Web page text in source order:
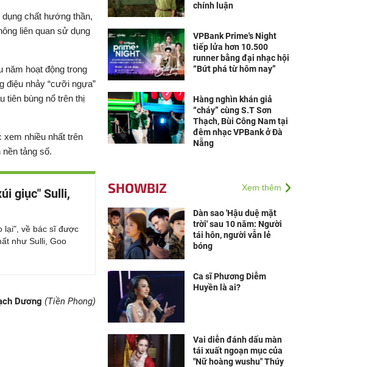
chất hướng thần,
liên quan sử dụng
năm hoạt động trong
điệu nhảy “cưỡi ngựa”
tiên bùng nổ trên thị
nhiều nhất trên
tảng số.
giục" Sulli,
lại", về bác sĩ được
như Sulli, Goo
Dương (Tiền Phong)
chính luận
VPBank Prime's Night
tiếp lửa hơn 10.500
runner bằng đại nhạc hội
“Bứt phá từ hôm nay”
Hàng nghìn khán giả
“cháy” cùng S.T Sơn
Thạch, Bùi Công Nam tại
đêm nhạc VPBank ở Đà
Nẵng
SHOWBIZ Xem thêm
Dàn sao 'Hậu duệ mặt
trời' sau 10 năm: Người
tái hôn, người vẫn lẻ
bóng
Ca sĩ Phương Diễm
Huyền là ai?
Vai diễn đánh dấu màn
tái xuất ngoạn mục của
"Nữ hoàng wushu" Thúy